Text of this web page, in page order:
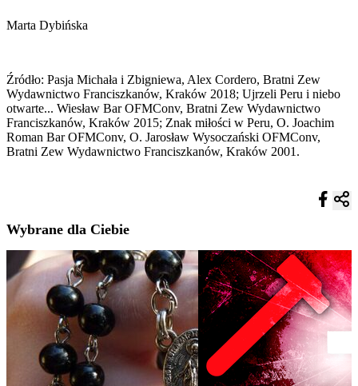
Marta Dybińska
Źródło: Pasja Michała i Zbigniewa, Alex Cordero, Bratni Zew
Wydawnictwo Franciszkanów, Kraków 2018; Ujrzeli Peru i niebo
otwarte... Wiesław Bar OFMConv, Bratni Zew Wydawnictwo
Franciszkanów, Kraków 2015; Znak miłości w Peru, O. Joachim
Roman Bar OFMConv, O. Jarosław Wysoczański OFMConv,
Bratni Zew Wydawnictwo Franciszkanów, Kraków 2001.
Wybrane dla Ciebie